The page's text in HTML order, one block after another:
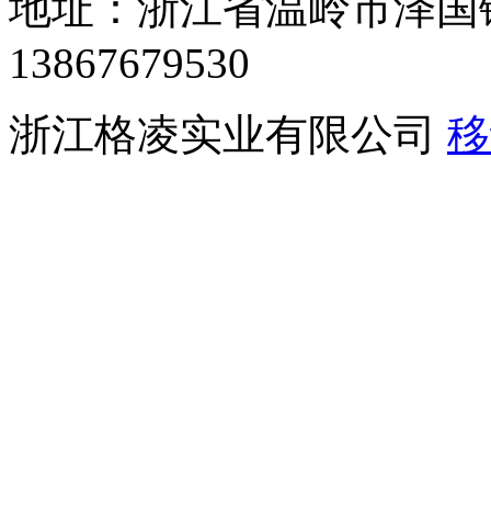
13867679530
浙江格凌实业有限公司